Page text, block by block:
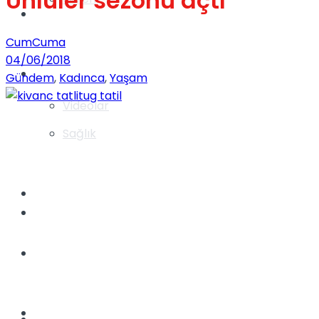
Videolar
Gündem
Yaşam
Sağlık
CumCuma
04/06/2018
Gündem, Kadınca,Yaşam